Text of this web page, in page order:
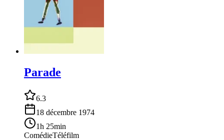
Parade
6.3
18 décembre 1974
1h 25min
ComédieTéléfilm